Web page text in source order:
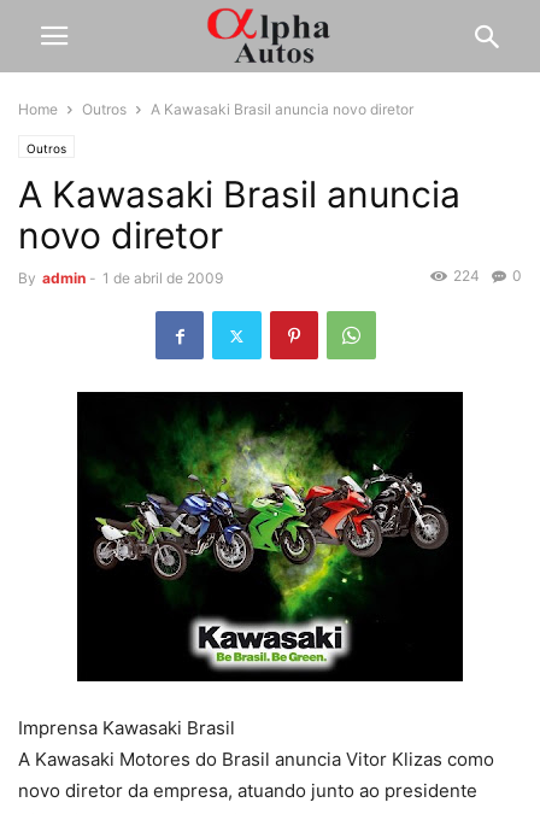
Home Outros A Kawasaki Brasil anuncia novo diretor
Outros
A Kawasaki Brasil anuncia
novo diretor
By admin - 1 de abril de 2009 0
224
Imprensa Kawasaki Brasil
A Kawasaki Motores do Brasil anuncia Vitor Klizas como
novo diretor da empresa, atuando junto ao presidente